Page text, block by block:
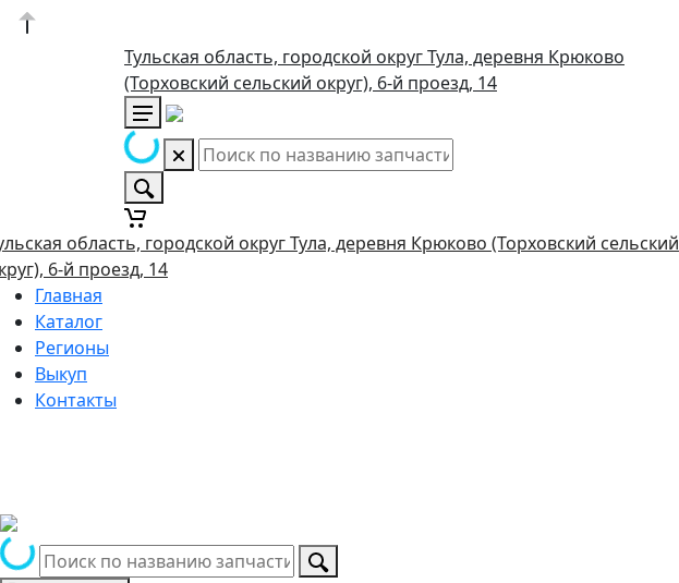
Тульская область, городской округ Тула, деревня Крюково
(Торховский сельский округ), 6-й проезд, 14
область, городской округ Тула, деревня Крюково (Торховский сельский
6-й проезд, 14
Главная
Каталог
Регионы
Выкуп
Контакты